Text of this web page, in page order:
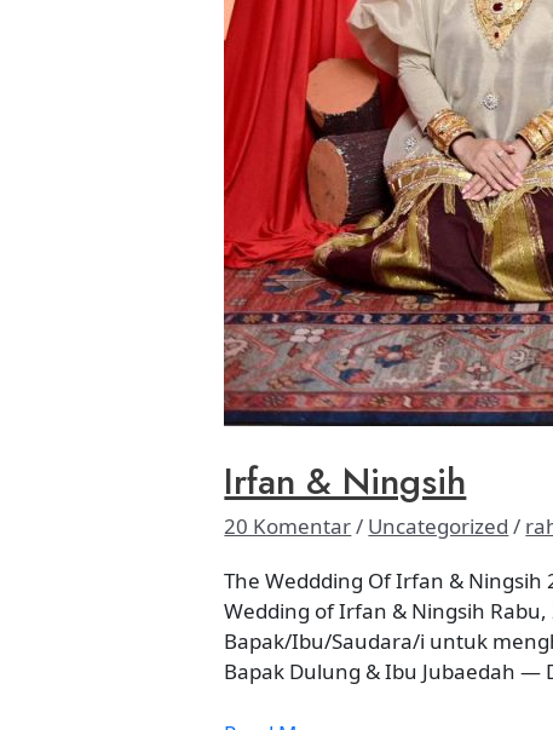
Irfan & Ningsih
20 Komentar/ Uncategorized /
The Weddding Of Irfan & Ningsih
Wedding of Irfan & Ningsih
Bapak/Ibu/Saudara/i untuk
Bapak Dulung & Ibu Jubaedah —